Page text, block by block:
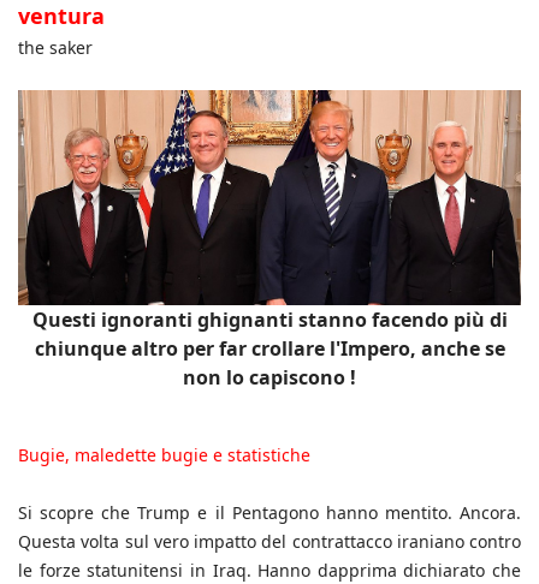
ventura
the saker
Questi ignoranti ghignanti stanno facendo più di
chiunque altro per far crollare l'Impero, anche se
non lo capiscono !
Bugie, maledette bugie e statistiche
Si scopre che Trump e il Pentagono hanno mentito. Ancora.
Questa volta sul vero impatto del contrattacco iraniano contro
le forze statunitensi in Iraq. Hanno dapprima dichiarato che